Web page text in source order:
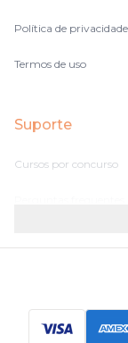
Política de privacidade
Termos de uso
Suporte
Cursos por concurso
Principais